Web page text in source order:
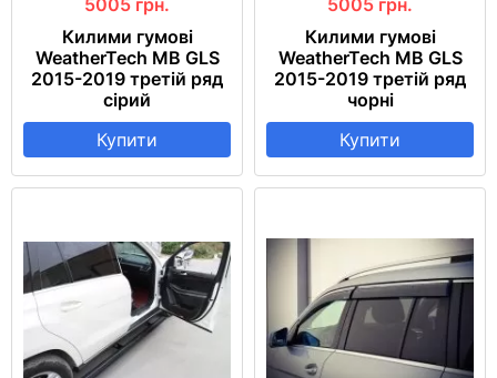
5005 грн.
Килими гумові
WeatherTech MB GLS
2015-2019 третій ряд
сірий
Купити
5005 грн.
Килими гумові
WeatherTech MB GLS
2015-2019 третій ряд
чорні
Купити